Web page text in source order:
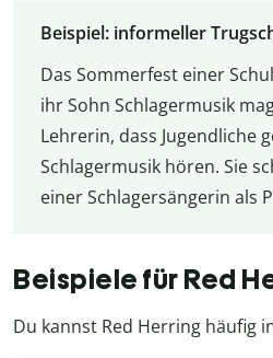
Beispiel: informeller
Das Sommerfest einer
ihr Sohn Schlagermusik
Lehrerin, dass Jugendliche
Schlagermusik hören. Sie
einer Schlagersängerin als
Beispiele für Red
Du kannst Red Herring häufig